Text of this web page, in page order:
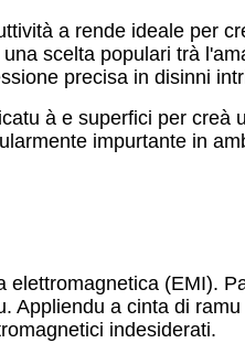
a rende ideale per
scelta populari trà
precisa in disinni
à e superfici per creà
impurtante in
elettromagnetica (EMI).
Appliendu a cinta di
indesiderati.